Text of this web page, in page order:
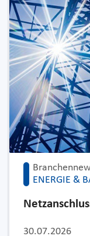
ENERGIE &
30.07.2026